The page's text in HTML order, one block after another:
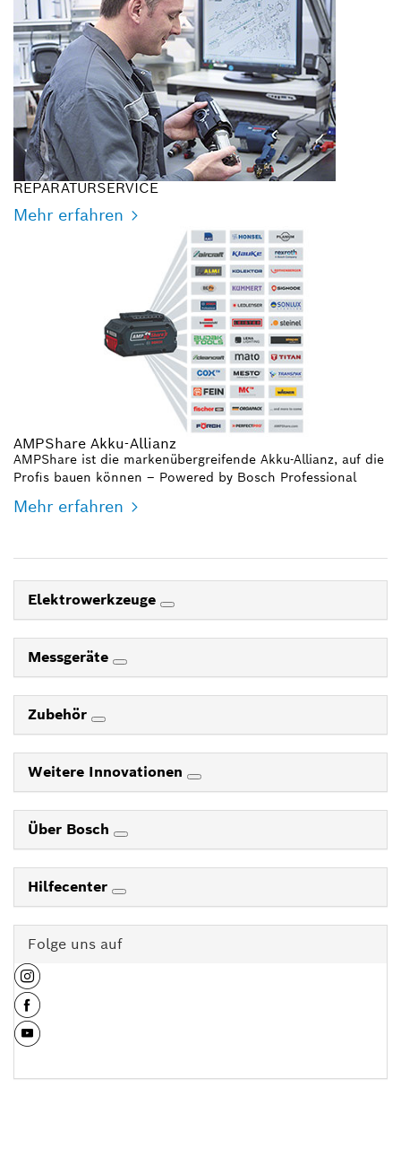
REPARATURSERVICE
Mehr erfahren
AMPShare Akku-Allianz
AMPShare ist die markenübergreifende Akku-Allianz, auf die
Profis bauen können – Powered by Bosch Professional
Mehr erfahren
Elektrowerkzeuge
Messgeräte
Zubehör
Weitere Innovationen
Über Bosch
Hilfecenter
Folge uns auf